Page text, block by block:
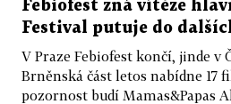
Febiofest zná vítěze
Festival putuje do
V Praze Febiofest končí, jinde v
Brněnská část letos nabídne 17
pozornost budí Mamas&Papas